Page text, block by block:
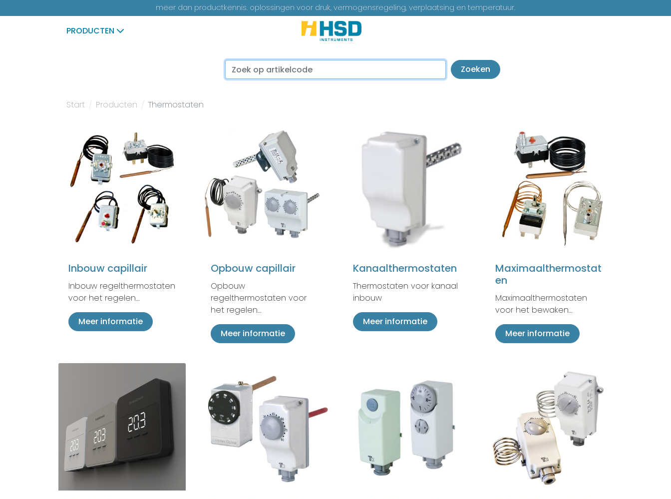
meer dan productkennis. oplossingen voor druk, vermogensregeling, verplaatsing en temperatuur.
PRODUCTEN
... Zoeken
Start Producten Thermostaten
Inbouw capillair
Inbouw regelthermostaten
voor het regelen…
Meer informatie
Opbouw capillair
Opbouw
regelthermostaten voor
het regelen…
Meer informatie
Kanaalthermostaten
Thermostaten voor kanaal
inbouw
Meer informatie
Maximaalthermostat
en
Maximaalthermostaten
voor het bewaken…
Meer informatie